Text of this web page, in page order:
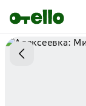
Промокоды на
Забирайте выгоду